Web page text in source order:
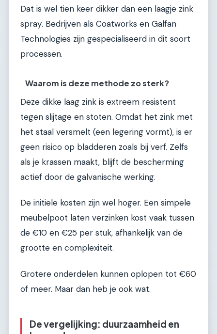
Dat is wel tien keer dikker dan een laagje zink
spray. Bedrijven als Coatworks en Galfan
Technologies zijn gespecialiseerd in dit soort
processen.
Waarom is deze methode zo sterk?
Deze dikke laag zink is extreem resistent
tegen slijtage en stoten. Omdat het zink met
het staal versmelt (een legering vormt), is er
geen risico op bladderen zoals bij verf. Zelfs
als je krassen maakt, blijft de bescherming
actief door de galvanische werking.
De initiële kosten zijn wel hoger. Een simpele
meubelpoot laten verzinken kost vaak tussen
de €10 en €25 per stuk, afhankelijk van de
grootte en complexiteit.
Grotere onderdelen kunnen oplopen tot €60
of meer. Maar dan heb je ook wat.
De vergelijking: duurzaamheid en